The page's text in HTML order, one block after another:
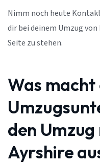
Nimm noch heute
dir bei deinem Umzug
Seite zu stehen.
Was macht
den
Ayrshire